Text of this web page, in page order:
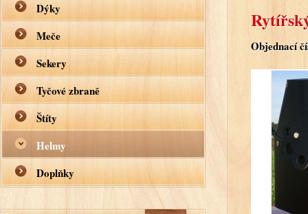
Dýky
Meče
Sekery
Tyčové zbraně
Štíty
Helmy
Doplňky
Objednací